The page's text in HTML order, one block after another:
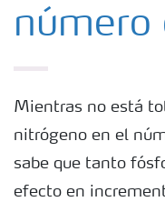
Fertilizantes
Almacenaje y
Soluciones por
número
Mientras no está
nitrógeno en el
sabe que tanto
efecto en